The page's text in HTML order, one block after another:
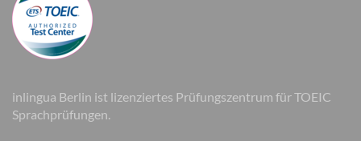
inlingua Berlin ist lizenziertes Prüfungszentrum für TOEIC
Sprachprüfungen.